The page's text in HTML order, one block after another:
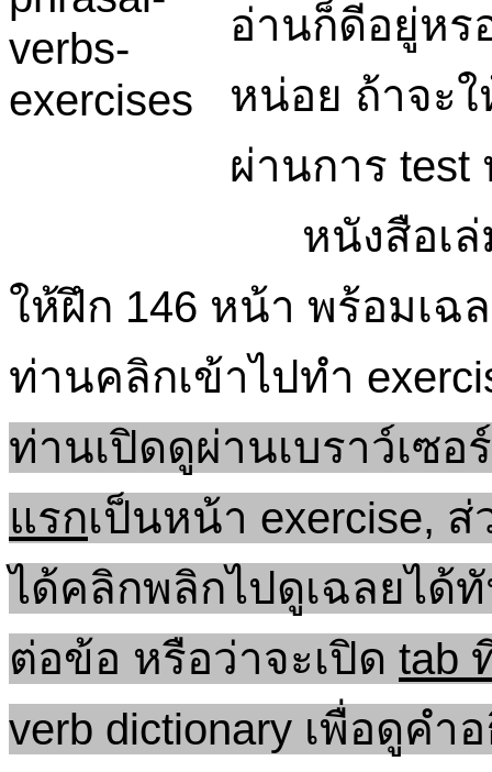
อ่านก็ดีอยู่หร
หน่อย ถ้าจะ
ผ่านการ test
หนังสือเล่ม
ให้ฝึก 146 หน้า พร้อมเฉ
ท่านคลิกเข้าไปทำ
ท่านเปิดดูผ่านเบราว์เซ
แรกเป็นหน้า exercise,
ได้คลิกพลิกไปดูเฉลยได้
ต่อข้อ หรือว่าจะเปิด tab
verb dictionary เพื่อดูคำ